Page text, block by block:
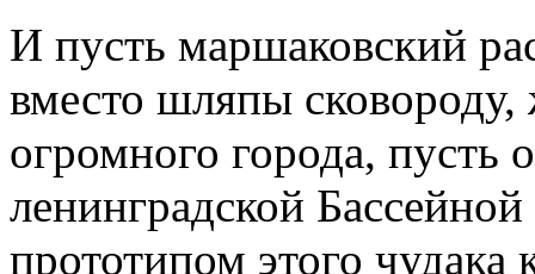
И пусть маршаковский
вместо шляпы
огромного города, пусть
ленинградской
прототипом этого